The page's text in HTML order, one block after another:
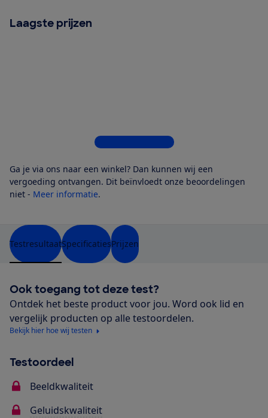
Laagste prijzen
Bekijk alle 4 winkels
Ga je via ons naar een winkel? Dan kunnen wij een
vergoeding ontvangen. Dit beïnvloedt onze beoordelingen
niet - Meer informatie.
TestresultaatSpecificatiesPrijzen
Ook toegang tot deze test?
Ontdek het beste product voor jou. Word ook lid en
vergelijk producten op alle testoordelen.
Bekijk hier hoe wij testen
Testoordeel
Beeldkwaliteit
Geluidskwaliteit